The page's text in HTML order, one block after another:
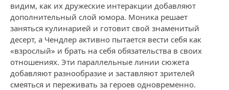
видим, как их дружеские интеракции добавляют
дополнительный слой юмора. Моника решает
заняться кулинарией и готовит свой знаменитый
десерт, а Чендлер активно пытается вести себя как
«взрослый» и брать на себя обязательства в своих
отношениях. Эти параллельные линии сюжета
добавляют разнообразие и заставляют зрителей
смеяться и переживать за героев одновременно.